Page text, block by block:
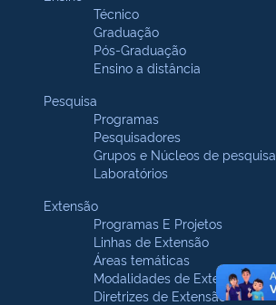
Técnico
Graduação
Pós-Graduação
Ensino a distância
Pesquisa
Programas
Pesquisadores
Grupos e Núcleos de pesquisa
Laboratórios
Extensão
Programas E Projetos
Linhas de Extensão
Áreas temáticas
Modalidades de Extensão
Diretrizes de Extensão